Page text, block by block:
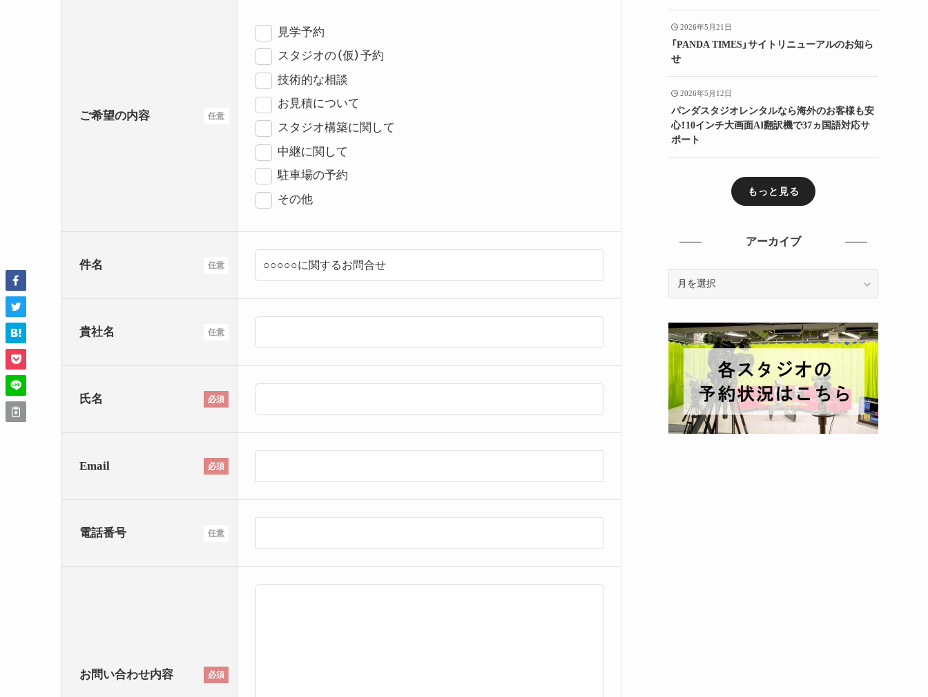
任意
ご希望の内容
見学予約
スタジオの（仮）予約
技術的な相談
お見積について
スタジオ構築に関して
中継に関して
駐車場の予約
その他
任意
件名
任意
貴社名
必須
氏名
必須
Email
任意
電話番号
必須
お問い合わせ内容
2026年5月21日
「PANDA TIMES」サイトリニューアルのお知ら
せ
2026年5月12日
パンダスタジオレンタルなら海外のお客様も安
心！10インチ大画面AI翻訳機で37ヵ国語対応サ
ポート
もっと見る
アーカイブ
イ
ブ